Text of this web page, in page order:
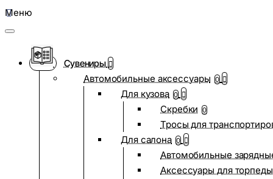
Меню
Сувениры
Автомобильные аксессуары 0
Для кузова 0
Скребки 0
Тросы для
Для салона 0
Автомобильные
Аксессуары для